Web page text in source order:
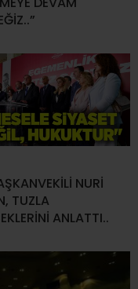
NURİ
TUZLA
ANLATTI..